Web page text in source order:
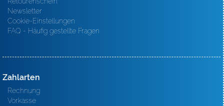
Newsletter
Cookie-Einstellungen
FAQ - Häufig gestellte Fragen
Zahlarten
Rechnung
Vorkasse